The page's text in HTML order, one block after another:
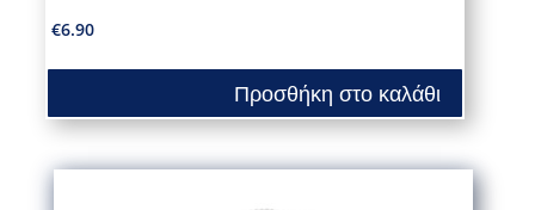
€6.90
Προσθήκη στο καλάθι